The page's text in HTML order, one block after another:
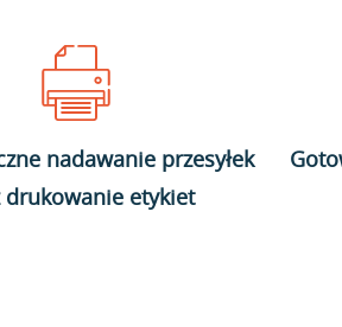
nadawanie przesyłek
drukowanie etykiet